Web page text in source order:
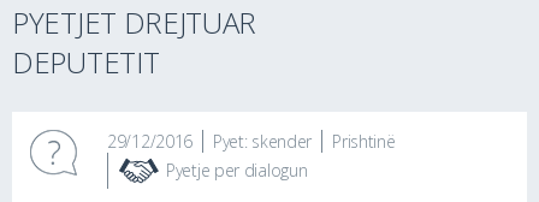
PYETJET DREJTUAR
DEPUTETIT
29/12/2016 Pyet: skender
Prishtinë
Pyetje per dialogun